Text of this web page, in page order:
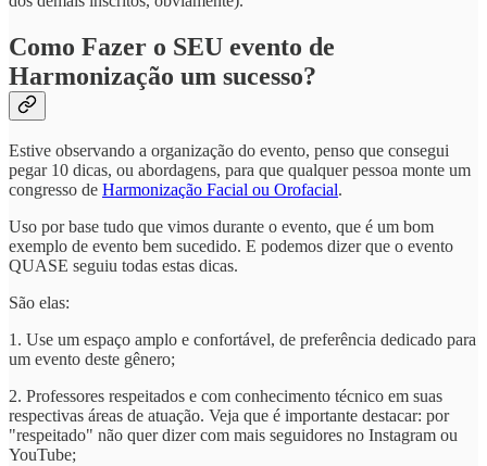
Como Fazer o SEU evento de
Harmonização um sucesso?
Estive observando a organização do evento, penso que consegui
pegar 10 dicas, ou abordagens, para que qualquer pessoa monte um
congresso de Harmonização Facial ou Orofacial.
Uso por base tudo que vimos durante o evento, que é um bom
exemplo de evento bem sucedido. E podemos dizer que o evento
QUASE seguiu todas estas dicas.
São elas:
1. Use um espaço amplo e confortável, de preferência dedicado para
um evento deste gênero;
2. Professores respeitados e com conhecimento técnico em suas
respectivas áreas de atuação. Veja que é importante destacar: por
"respeitado" não quer dizer com mais seguidores no Instagram ou
YouTube;